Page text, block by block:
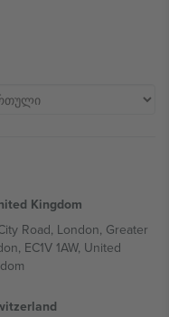
Kingdom
Road, London, Greater
EC1V 1AW, United